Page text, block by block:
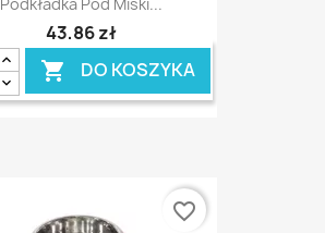
Podkładka Pod Miski...
43,86 zł
 DO KOSZYKA
favorite_border